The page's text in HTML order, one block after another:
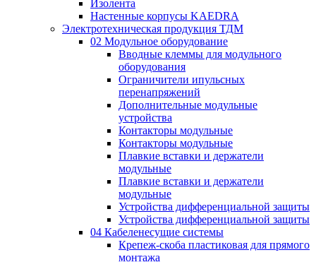
Изолента
Настенные корпусы KAEDRA
Электротехническая продукция ТДМ
02 Модульное оборудование
Вводные клеммы для модульного
оборудования
Ограничители ипульсных
перенапряжений
Дополнительные модульные
устройства
Контакторы модульные
Контакторы модульные
Плавкие вставки и держатели
модульные
Плавкие вставки и держатели
модульные
Устройства дифференциальной защиты
Устройства дифференциальной защиты
04 Кабеленесущие системы
Крепеж-скоба пластиковая для прямого
монтажа